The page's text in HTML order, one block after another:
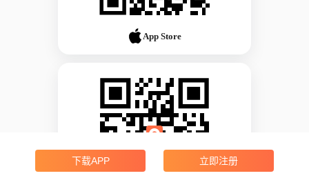
App Store
下载APP 立即注册